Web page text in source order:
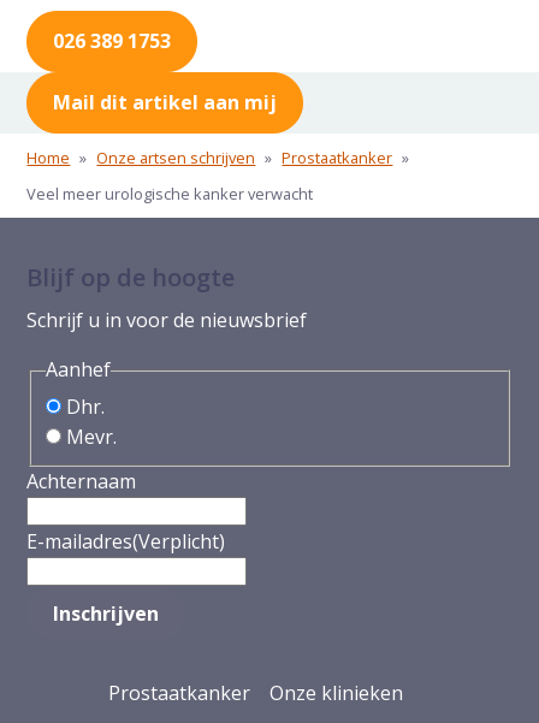
026 389 1753
Mail dit artikel aan mij
Home » Onze artsen schrijven » Prostaatkanker »
Veel meer urologische kanker verwacht
Blijf op de hoogte
Schrijf u in voor de nieuwsbrief
Aanhef
Dhr.
Mevr.
Achternaam
E-mailadres(Verplicht)
Prostaatkanker
Onze klinieken